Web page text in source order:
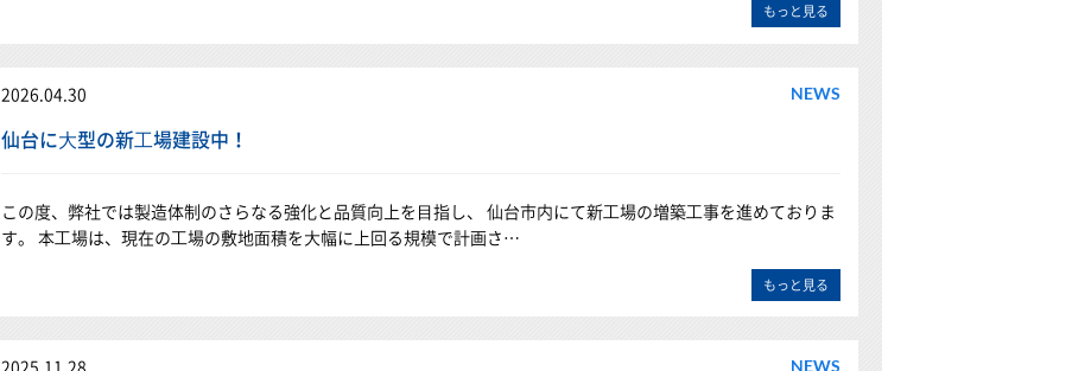
もっと見る
2026.04.30 NEWS
仙台に⼤型の新⼯場建設中！
この度、弊社では製造体制のさらなる強化と品質向上を⽬指し、 仙台市内にて新⼯場の増築⼯事を進めておりま
す。 本⼯場は、現在の⼯場の敷地⾯積を⼤幅に上回る規模で計画さ…
もっと見る
NEWS